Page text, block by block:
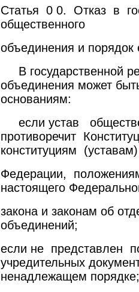
Статья 0 0. Отказ в
общественного
объединения и порядок
В государственной
объединения может
основаниям:
если устав
противоречит
конституциям
Федерации,
настоящего
закона и законам об
объединений;
если не представлен
учредительных
ненадлежащем порядке;